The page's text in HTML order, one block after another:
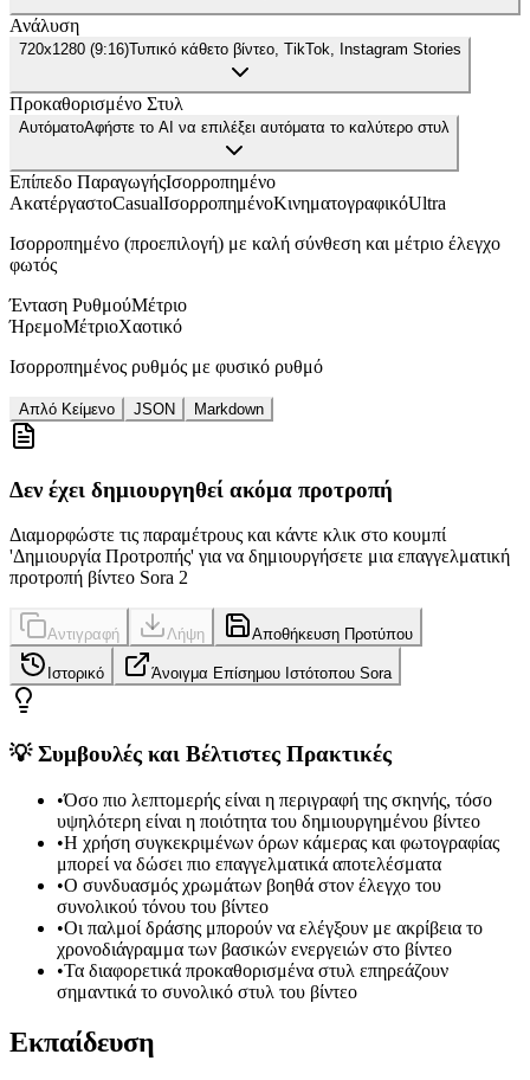
Ανάλυση
720x1280 (9:16)Τυπικό κάθετο βίντεο, TikTok, Instagram Stories
Προκαθορισμένο Στυλ
ΑυτόματοΑφήστε το AI να επιλέξει αυτόματα το καλύτερο στυλ
Επίπεδο ΠαραγωγήςΙσορροπημένο
ΑκατέργαστοCasualΙσορροπημένοΚινηματογραφικόUltra
Ισορροπημένο (προεπιλογή) με καλή σύνθεση και μέτριο έλεγχο
φωτός
Ένταση ΡυθμούΜέτριο
ΉρεμοΜέτριοΧαοτικό
Ισορροπημένος ρυθμός με φυσικό ρυθμό
Απλό Κείμενο JSON Markdown
Δεν έχει δημιουργηθεί ακόμα προτροπή
Διαμορφώστε τις παραμέτρους και κάντε κλικ στο κουμπί
'Δημιουργία Προτροπής' για να δημιουργήσετε μια επαγγελματική
προτροπή βίντεο Sora 2
Αντιγραφή Λήψη Αποθήκευση Προτύπου
Ιστορικό Άνοιγμα Επίσημου Ιστότοπου Sora
💡 Συμβουλές και Βέλτιστες Πρακτικές
•Όσο πιο λεπτομερής είναι η περιγραφή της σκηνής, τόσο
υψηλότερη είναι η ποιότητα του δημιουργημένου βίντεο
•Η χρήση συγκεκριμένων όρων κάμερας και φωτογραφίας
μπορεί να δώσει πιο επαγγελματικά αποτελέσματα
•Ο συνδυασμός χρωμάτων βοηθά στον έλεγχο του
συνολικού τόνου του βίντεο
•Οι παλμοί δράσης μπορούν να ελέγξουν με ακρίβεια το
χρονοδιάγραμμα των βασικών ενεργειών στο βίντεο
•Τα διαφορετικά προκαθορισμένα στυλ επηρεάζουν
σημαντικά το συνολικό στυλ του βίντεο
Εκπαίδευση